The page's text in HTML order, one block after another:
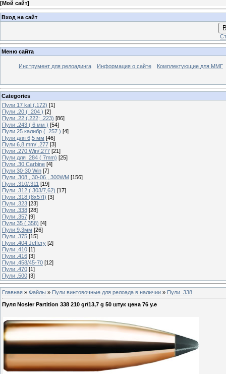
[Мой сайт]
Вход на сайт
Меню сайта
Инструмент для релоадинга Информация о сайте Комплектующие для ММГ
Categories
Пули 17 kal (.172) [1]
Пули .20 ( .204 ) [2]
Пули .22 (.222; .223) [86]
Пули .243 ( 6 мм ) [54]
Пули 25 калибр ( .257 ) [4]
Пули для 6,5 мм [46]
Пули 6,8 mm/ .277 [3]
Пули .270 Win/.277 [21]
Пули для .284 ( 7mm) [25]
Пули .30 Carbine [4]
Пули 30-30 Win [7]
Пули .308 , 30-06 , 300WM [156]
Пули .310/.311 [19]
Пули .312 ( 303/7,62) [17]
Пули .318 (8х57I) [3]
Пули .323 [23]
Пули .338 [28]
Пули .357 [9]
Пули 35 (.358) [4]
Пули 9,3мм [26]
Пули .375 [15]
Пули .404 Jeffery [2]
Пули .410 [1]
Пули .416 [3]
Пули .458/45-70 [12]
Пули .470 [1]
Пули .500 [3]
Главная » Файлы » Пули винтовочные для релоада в наличии » Пули .338
Пуля Nosler Partition 338 210 gr/13,7 g 50 штук цена 76 у.е